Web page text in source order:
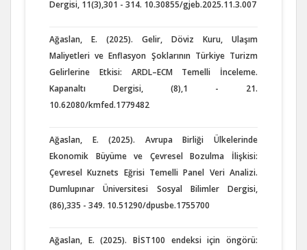
Dergisi, 11(3),301 - 314. 10.30855/gjeb.2025.11.3.007
Ağaslan, E. (2025). Gelir, Döviz Kuru, Ulaşım
Maliyetleri ve Enflasyon Şoklarının Türkiye Turizm
Gelirlerine Etkisi: ARDL–ECM Temelli İnceleme.
Kapanaltı Dergisi, (8),1 - 21.
10.62080/kmfed.1779482
Ağaslan, E. (2025). Avrupa Birliği Ülkelerinde
Ekonomik Büyüme ve Çevresel Bozulma İlişkisi:
Çevresel Kuznets Eğrisi Temelli Panel Veri Analizi.
Dumlupınar Üniversitesi Sosyal Bilimler Dergisi,
(86),335 - 349. 10.51290/dpusbe.1755700
Ağaslan, E. (2025). BİST100 endeksi için öngörü: